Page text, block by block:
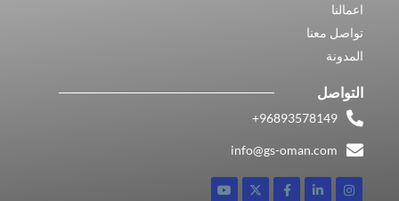
اعمالنا
تواصل معنا
المدونة
التواصل
96893578149​+
info@gs-oman.com